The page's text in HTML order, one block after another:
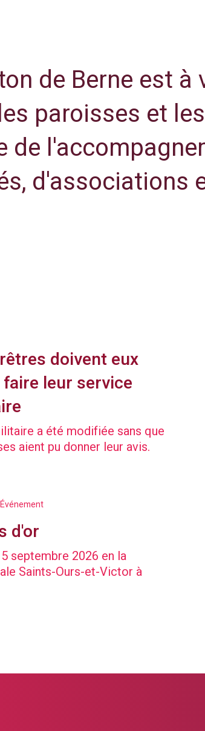
de Berne est
paroisses et
de
d'associations
doivent eux
leur service
a été modifiée sans que
aient pu donner leur avis.
d'or
septembre 2026 en la
Saints-Ours-et-Victor à